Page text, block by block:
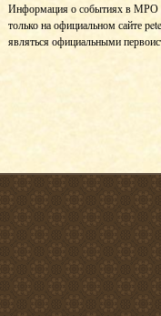
Информация о событиях в МРО
только на официальном сайте
являться официальными